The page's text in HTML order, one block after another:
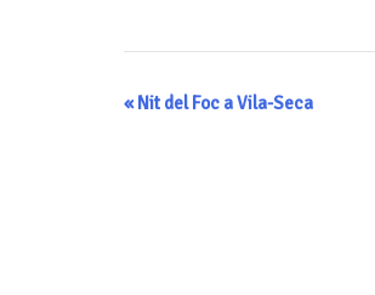
Navegació
«Nit del Foc a Vila-Seca